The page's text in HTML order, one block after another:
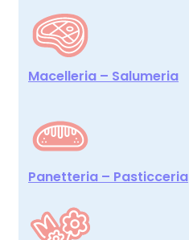
Macelleria – Salumeria
Panetteria – Pasticceria